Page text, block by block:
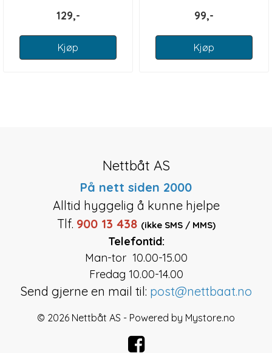
129,-
Kjøp
99,-
Kjøp
Nettbåt AS
På nett siden 2000
Alltid hyggelig å kunne hjelpe
Tlf. 900 13 438 (ikke SMS / MMS)
Telefontid:
Man-tor 10.00-15.00
Fredag 10.00-14.00
Send gjerne en mail til: post@nettbaat.no
© 2026 Nettbåt AS - Powered by Mystore.no